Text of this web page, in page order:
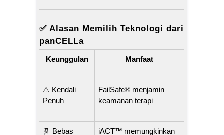
✅ Alasan Memilih Teknologi dari
panCELLa
Keunggulan Manfaat
⚠️ Kendali
Penuh
FailSafe® menjamin
keamanan terapi
🧬 Bebas
iACT™ memungkinkan